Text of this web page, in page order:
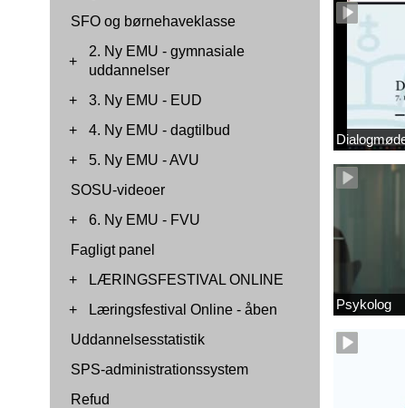
SFO og børnehaveklasse
+
2. Ny EMU - gymnasiale
uddannelser
+
3. Ny EMU - EUD
+
4. Ny EMU - dagtilbud
+
5. Ny EMU - AVU
SOSU-videoer
+
6. Ny EMU - FVU
Fagligt panel
+
LÆRINGSFESTIVAL ONLINE
+
Læringsfestival Online - åben
Uddannelsesstatistik
SPS-administrationssystem
Refud
Psykolog